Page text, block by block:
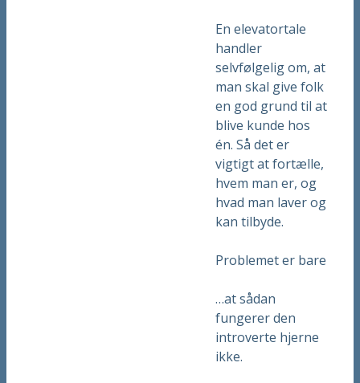
En elevatortale
handler
selvfølgelig om, at
man skal give folk
en god grund til at
blive kunde hos
én. Så det er
vigtigt at fortælle,
hvem man er, og
hvad man laver og
kan tilbyde.
Problemet er bare
…at sådan
fungerer den
introverte hjerne
ikke.